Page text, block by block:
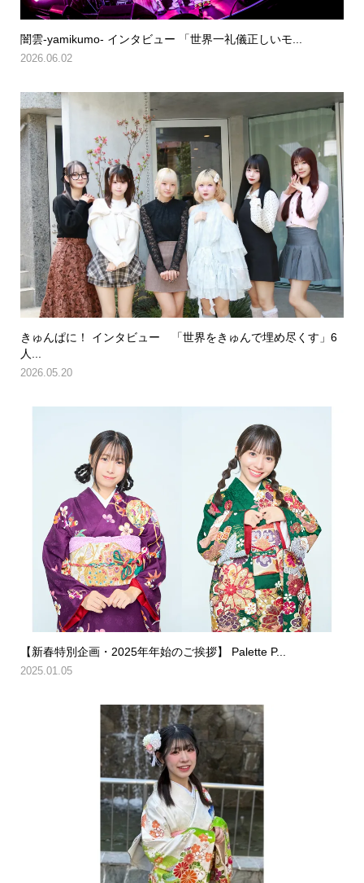
闇雲-yamikumo- インタビュー 「世界一礼儀正しいモ...
2026.06.02
きゅんぱに！ インタビュー 「世界をきゅんで埋め尽くす」6
人...
2026.05.20
【新春特別企画・2025年年始のご挨拶】 Palette P...
2025.01.05